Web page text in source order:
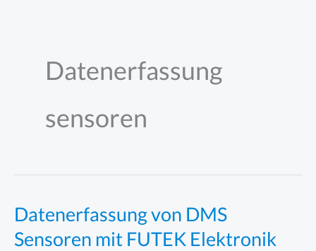
Datenerfassung
sensoren
Datenerfassung von DMS
Sensoren mit FUTEK Elektronik